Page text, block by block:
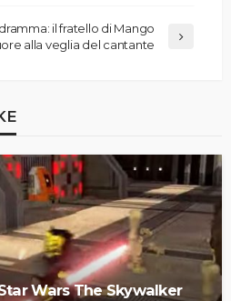
il fratello di Mango
alla veglia del cantante
Wars The Skywalker